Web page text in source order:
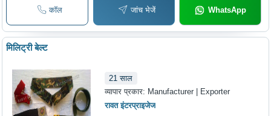
कॉल जांच भेजें WhatsApp
मिलिट्री बेल्ट
21 साल
व्यापार प्रकार: Manufacturer | Exporter
रावत इंटरप्राइजेज